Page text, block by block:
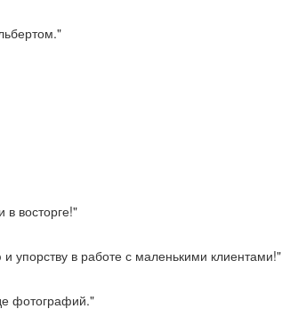
восторге!"
упорству в работе с маленькими клиентами!"
фотографий."